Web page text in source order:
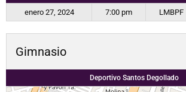
enero 27, 2024 7:00 pm LMBPF
Gimnasio
Deportivo Santos Degollado